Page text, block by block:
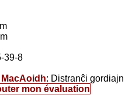
39-8
: Distranĉi
mon évaluation